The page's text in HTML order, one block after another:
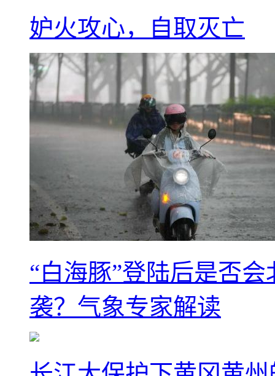
妒火攻心，自取灭亡
“白海豚”登陆后是否
袭？气象专家解读